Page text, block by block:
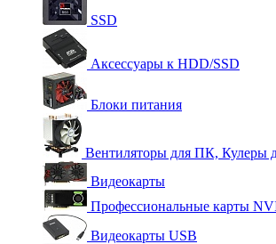
SSD
Аксессуары к HDD/SSD
Блоки питания
Вентиляторы для ПК, Кулеры
Видеокарты
Профессиональные карты
Видеокарты USB